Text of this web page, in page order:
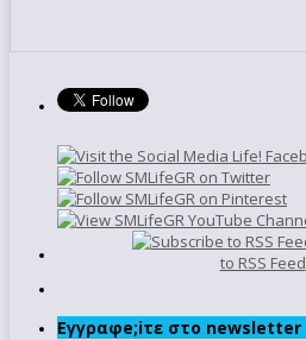
to RSS Feed
Εγγραφe;iτε στο newsletter